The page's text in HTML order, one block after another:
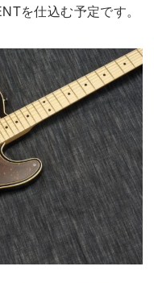
を仕込む予定です。